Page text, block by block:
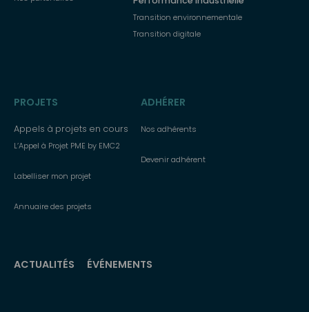
Transition environnementale
Transition digitale
PROJETS
Appels à projets en cours
L’Appel à Projet PME by EMC2
Labelliser mon projet
Annuaire des projets
ADHÉRER
Nos adhérents
Devenir adhérent
ACTUALITÉS ÉVÉNEMENTS